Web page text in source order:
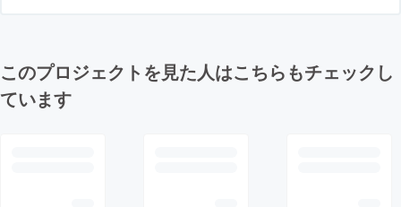
このプロジェクトを見た人はこちらもチェックし
ています